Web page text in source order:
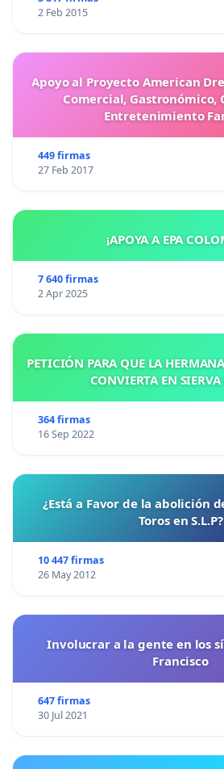
2 Feb 2015
Apoyo al Proyecto American
Comercial, Gastronómico,
Entretenimiento
449 firmas
27 Feb 2017
¡APOYA A EPA
7 640 firmas
2 Apr 2025
PETICIÓN PARA QUE LA
CONVIERTA EN
364 firmas
16 Sep 2022
¿Está a Favor de la abolición
Toros en S.L.P?
10 447 firmas
26 May 2012
Involucrar a la gente en los
Francisco
647 firmas
30 Jul 2021